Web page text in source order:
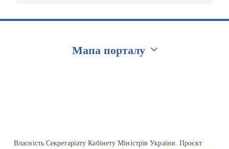
Мапа порталу
Власність Секретаріату Кабінету Міністрів України. Проєкт